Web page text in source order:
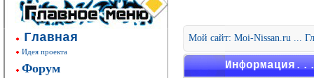
Главная
Идея проекта
Форум
Мой сайт: Moi-Nissan.ru ...